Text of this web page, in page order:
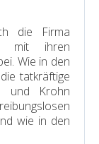
die Firma
mit ihren
Wie in den
tatkräftige
und Krohn
wie in den